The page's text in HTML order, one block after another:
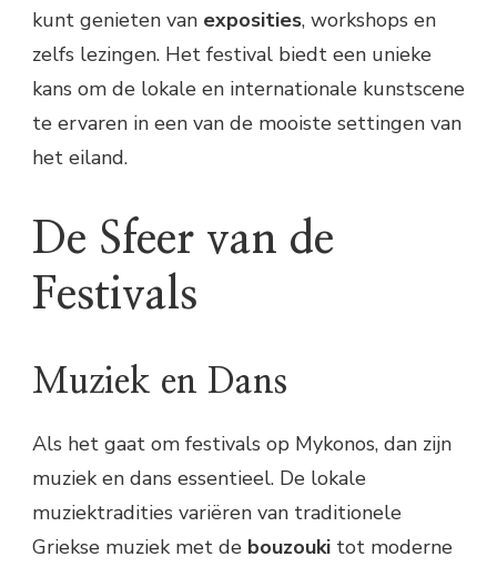
kunt genieten van exposities, workshops en
zelfs lezingen. Het festival biedt een unieke
kans om de lokale en internationale kunstscene
te ervaren in een van de mooiste settingen van
het eiland.
De Sfeer van de
Festivals
Muziek en Dans
Als het gaat om festivals op Mykonos, dan zijn
muziek en dans essentieel. De lokale
muziektradities variëren van traditionele
Griekse muziek met de bouzouki tot moderne